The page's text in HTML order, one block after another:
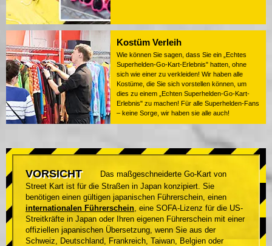
Kostüm Verleih
Wie können Sie sagen, dass Sie ein „Echtes
Superhelden-Go-Kart-Erlebnis" hatten, ohne
sich wie einer zu verkleiden! Wir haben alle
Kostüme, die Sie sich vorstellen können, um
dies zu einem „Echten Superhelden-Go-Kart-
Erlebnis" zu machen! Für alle Superhelden-Fans
– keine Sorge, wir haben sie alle auch!
VORSICHT
Das maßgeschneiderte Go-Kart von
Street Kart ist für die Straßen in Japan konzipiert. Sie
benötigen einen gültigen japanischen Führerschein, einen
internationalen Führerschein, eine SOFA-Lizenz für die US-
Streitkräfte in Japan oder Ihren eigenen Führerschein mit einer
offiziellen japanischen Übersetzung, wenn Sie aus der
Schweiz, Deutschland, Frankreich, Taiwan, Belgien oder